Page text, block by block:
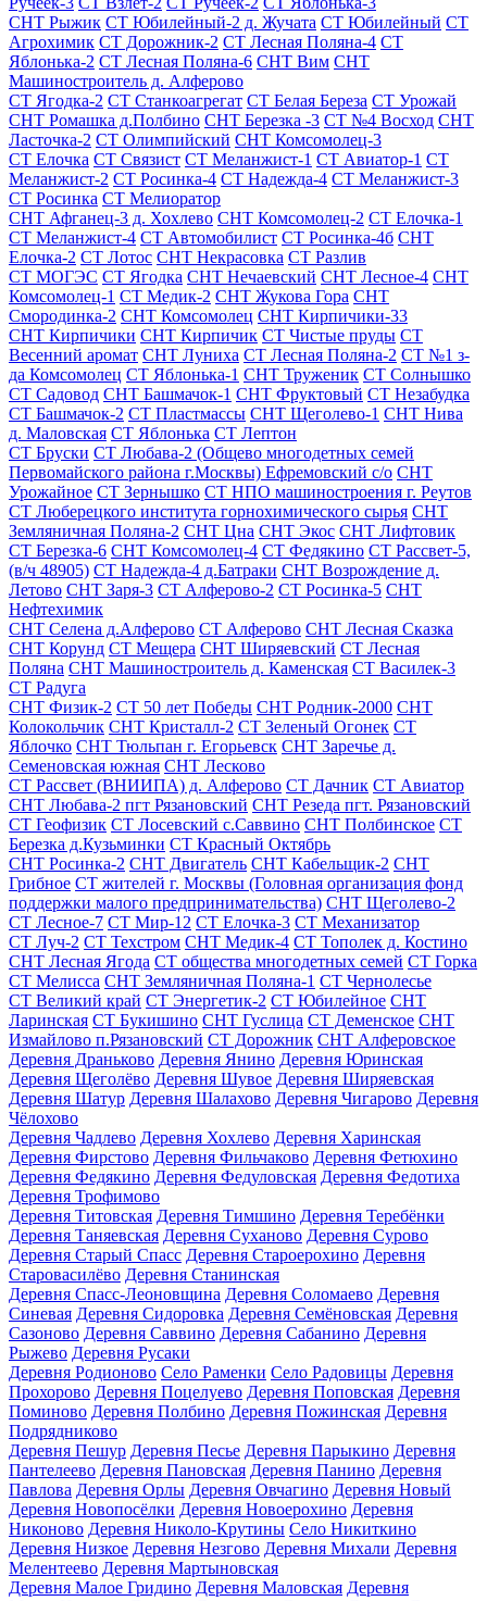
СНТ Рыжик СТ Юбилейный-2 д. Жучата СТ Юбилейный СТ
Агрохимик СТ Дорожник-2 СТ Лесная Поляна-4 СТ
Яблонька-2 СТ Лесная Поляна-6 СНТ Вим СНТ
Машиностроитель д. Алферово
СТ Ягодка-2 СТ Станкоагрегат СТ Белая Береза СТ Урожай
СНТ Ромашка д.Полбино СНТ Березка -3 СТ №4 Восход СНТ
Ласточка-2 СТ Олимпийский СНТ Комсомолец-3
СТ Елочка СТ Связист СТ Меланжист-1 СТ Авиатор-1 СТ
Меланжист-2 СТ Росинка-4 СТ Надежда-4 СТ Меланжист-3
СТ Росинка СТ Мелиоратор
СНТ Афганец-3 д. Хохлево СНТ Комсомолец-2 СТ Елочка-1
СТ Меланжист-4 СТ Автомобилист СТ Росинка-4б СНТ
Елочка-2 СТ Лотос СНТ Некрасовка СТ Разлив
СТ МОГЭС СТ Ягодка СНТ Нечаевский СНТ Лесное-4 СНТ
Комсомолец-1 СТ Медик-2 СНТ Жукова Гора СНТ
Смородинка-2 СНТ Комсомолец СНТ Кирпичики-33
СНТ Кирпичики СНТ Кирпичик СТ Чистые пруды СТ
Весенний аромат СНТ Луниха СТ Лесная Поляна-2 СТ №1 з-
да Комсомолец СТ Яблонька-1 СНТ Труженик СТ Солнышко
СТ Садовод СНТ Башмачок-1 СНТ Фруктовый СТ Незабудка
СТ Башмачок-2 СТ Пластмассы СНТ Щеголево-1 СНТ Нива
д. Маловская СТ Яблонька СТ Лептон
СТ Бруски СТ Любава-2 (Общево многодетных семей
Первомайского района г.Москвы) Ефремовский с/о СНТ
Урожайное СТ Зернышко СТ НПО машиностроения г. Реутов
СТ Люберецкого института горнохимического сырья СНТ
Земляничная Поляна-2 СНТ Цна СНТ Экос СНТ Лифтовик
СТ Березка-6 СНТ Комсомолец-4 СТ Федякино СТ Рассвет-5,
(в/ч 48905) СТ Надежда-4 д.Батраки СНТ Возрождение д.
Летово СНТ Заря-3 СТ Алферово-2 СТ Росинка-5 СНТ
Нефтехимик
СНТ Селена д.Алферово СТ Алферово СНТ Лесная Сказка
СНТ Корунд СТ Мещера СНТ Ширяевский СТ Лесная
Поляна СНТ Машиностроитель д. Каменская СТ Василек-3
СТ Радуга
СНТ Физик-2 СТ 50 лет Победы СНТ Родник-2000 СНТ
Колокольчик СНТ Кристалл-2 СТ Зеленый Огонек СТ
Яблочко СНТ Тюльпан г. Егорьевск СНТ Заречье д.
Семеновская южная СНТ Лесково
СТ Рассвет (ВНИИПА) д. Алферово СТ Дачник СТ Авиатор
СНТ Любава-2 пгт Рязановский СНТ Резеда пгт. Рязановский
СТ Геофизик СТ Лосевский с.Саввино СНТ Полбинское СТ
Березка д.Кузьминки СТ Красный Октябрь
СНТ Росинка-2 СНТ Двигатель СНТ Кабельщик-2 СНТ
Грибное СТ жителей г. Москвы (Головная организация фонд
поддержки малого предпринимательства) СНТ Щеголево-2
СТ Лесное-7 СТ Мир-12 СТ Елочка-3 СТ Механизатор
СТ Луч-2 СТ Техстром СНТ Медик-4 СТ Тополек д. Костино
СНТ Лесная Ягода СТ общества многодетных семей СТ Горка
СТ Мелисса СНТ Земляничная Поляна-1 СТ Чернолесье
СТ Великий край СТ Энергетик-2 СТ Юбилейное СНТ
Ларинская СТ Букишино СНТ Гуслица СТ Деменское СНТ
Измайлово п.Рязановский СТ Дорожник СНТ Алферовское
Деревня Драньково Деревня Янино Деревня Юринская
Деревня Щеголёво Деревня Шувое Деревня Ширяевская
Деревня Шатур Деревня Шалахово Деревня Чигарово Деревня
Чёлохово
Деревня Чадлево Деревня Хохлево Деревня Харинская
Деревня Фирстово Деревня Фильчаково Деревня Фетюхино
Деревня Федякино Деревня Федуловская Деревня Федотиха
Деревня Трофимово
Деревня Титовская Деревня Тимшино Деревня Теребёнки
Деревня Таняевская Деревня Суханово Деревня Сурово
Деревня Старый Спасс Деревня Староерохино Деревня
Старовасилёво Деревня Станинская
Деревня Спасс-Леоновщина Деревня Соломаево Деревня
Синевая Деревня Сидоровка Деревня Семёновская Деревня
Сазоново Деревня Саввино Деревня Сабанино Деревня
Рыжево Деревня Русаки
Деревня Родионово Село Раменки Село Радовицы Деревня
Прохорово Деревня Поцелуево Деревня Поповская Деревня
Поминово Деревня Полбино Деревня Пожинская Деревня
Подрядниково
Деревня Пешур Деревня Песье Деревня Парыкино Деревня
Пантелеево Деревня Пановская Деревня Панино Деревня
Павлова Деревня Орлы Деревня Овчагино Деревня Новый
Деревня Новопосёлки Деревня Новоерохино Деревня
Никоново Деревня Николо-Крутины Село Никиткино
Деревня Низкое Деревня Незгово Деревня Михали Деревня
Мелентеево Деревня Мартыновская
Деревня Малое Гридино Деревня Маловская Деревня